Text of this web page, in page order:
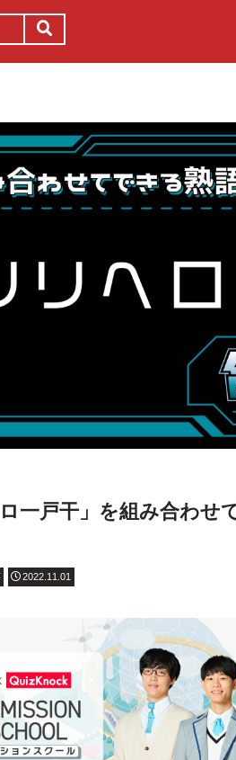
ロ一戸干」を組み合わせ
2022.11.01